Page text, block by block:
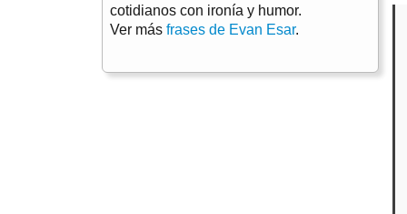
cotidianos con ironía y humor.
Ver más frases de Evan Esar.